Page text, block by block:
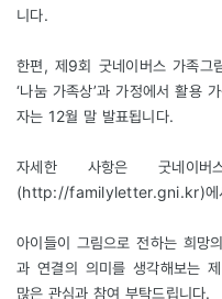
니다.
한편, 제9회 굿네이버스 가족그
‘나눔 가족상’과 가정에서 활용
자는 12월 말 발표됩니다.
자세한 사항은 굿네이버
(http://familyletter.gni.kr)
아이들이 그림으로 전하는 희망
과 연결의 의미를 생각해보는
많은 관심과 참여 부탁드립니다.